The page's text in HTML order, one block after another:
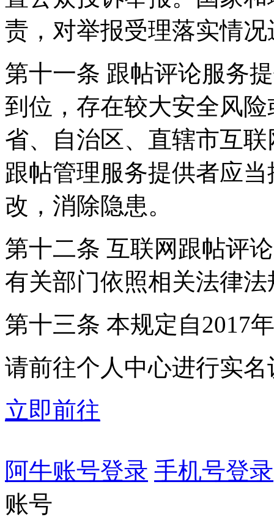
责，对举报受理落实情
第十一条 跟帖评论服务
到位，存在较大安全风
省、自治区、直辖市互
跟帖管理服务提供者应
改，消除隐患。
第十二条 互联网跟帖评
有关部门依照相关法律
第十三条 本规定自2017
请前往个人中心进行实名
立即前往
阿牛账号登录 手机号登录
账号